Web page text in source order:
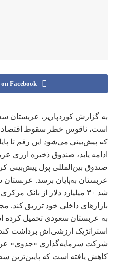
on Facebook
به گزارش کوردپاریز، عربستان
ادامه یابد، صندوق ذخیره ارزی
صندوق بین‌المللی پول پیش‌بینی
شد ٣٠ میلیارد دلار از بانک
بازارهای داخلی خود تزریق کند.
استراتژیک ارزشی‌اش برداشت